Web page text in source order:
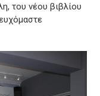
του νέου βιβλίου